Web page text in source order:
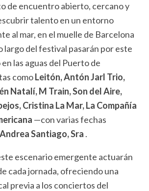
de encuentro abierto, cercano y
talento en un entorno
al mar, en el muelle de Barcelona
largo del festival pasarán por este
las aguas del Puerto de
comoLeitón, Antón Jarl Trio,
Natalí, M Train, Son del Aire,
Cristina La Mar, La Compañía
—con varias fechas
Andrea Santiago, Sra .
escenario emergente actuarán
cada jornada, ofreciendo una
previa a los conciertos del